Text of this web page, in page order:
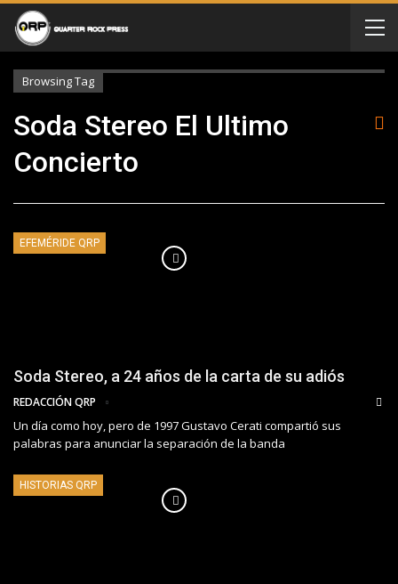
Browsing Tag
Soda Stereo El Ultimo
Concierto
EFEMÉRIDE QRP
Soda Stereo, a 24 años de la carta de su adiós
REDACCIÓN QRP
Un día como hoy, pero de 1997 Gustavo Cerati compartió sus
palabras para anunciar la separación de la banda
HISTORIAS QRP